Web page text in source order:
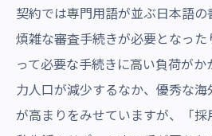
契約では専門用語が並ぶ日本語の
煩雑な審査手続きが必要となっ
って必要な手続きに高い負荷が
力人口が減少するなか、優秀な
が高まりをみせていますが、「